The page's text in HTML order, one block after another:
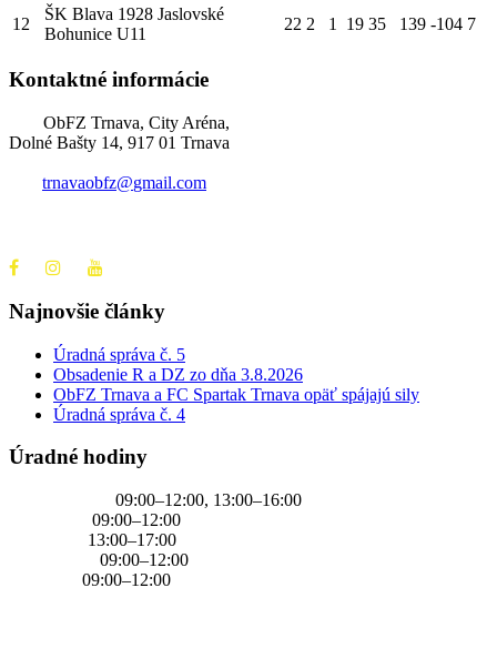
12
ŠK Blava 1928 Jaslovské
Bohunice U11
22 2 1 19 35 139 -104 7
Kontaktné informácie
ObFZ Trnava, City Aréna,
Dolné Bašty 14, 917 01 Trnava
trnavaobfz@gmail.com
Najnovšie články
Úradná správa č. 5
Obsadenie R a DZ zo dňa 3.8.2026
ObFZ Trnava a FC Spartak Trnava opäť spájajú sily
Úradná správa č. 4
Úradné hodiny
09:00–12:00, 13:00–16:00
09:00–12:00
13:00–17:00
09:00–12:00
09:00–12:00